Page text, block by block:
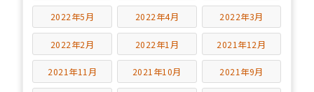
2022年5月 2022年4月 2022年3月
2022年2月 2022年1月 2021年12月
2021年11月 2021年10月 2021年9月